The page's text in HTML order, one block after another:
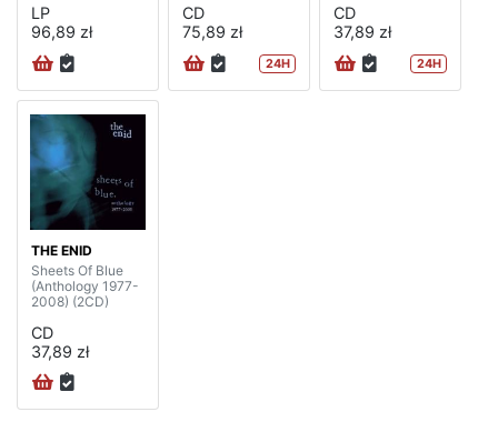
LP
96,89 zł
CD
75,89 zł
24H
CD
37,89 zł
24H
THE ENID
Sheets Of Blue
(Anthology 1977-
2008) (2CD)
CD
37,89 zł